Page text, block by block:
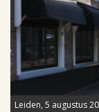
Leiden, 5 augustus